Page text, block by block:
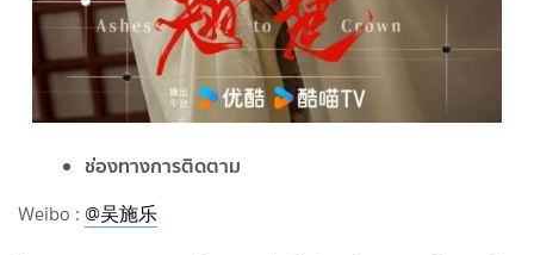
ช่องทางการติดตาม
Weibo : @吴施乐